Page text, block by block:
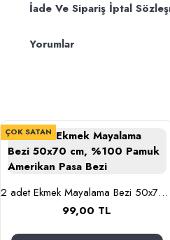
İade Ve Sipariş İptal
Yorumlar
ÇOK SATAN
2 adet Ekmek Mayalama Bezi 50x70 cm, %100 Pamuk Amerikan Pasa Bezi
99,00 TL